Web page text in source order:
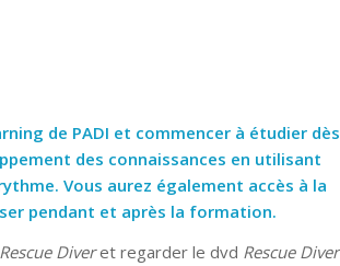
de PADI et commencer à étudier dès
des connaissances en utilisant
Vous aurez également accès à la
pendant et après la formation.
Rescue Diveret regarder le dvd Rescue Diver